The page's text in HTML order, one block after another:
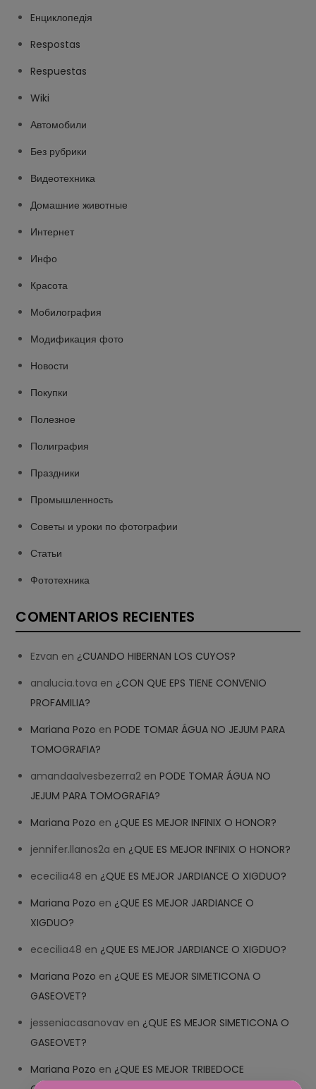
Eнциклопедія
Respostas
Respuestas
Wiki
Автомобили
Без рубрики
Видеотехника
Домашние животные
Интернет
Инфо
Красота
Мобилография
Модификация фото
Новости
Покупки
Полезное
Полиграфия
Праздники
Промышленность
Советы и уроки по фотографии
Статьи
Фототехника
COMENTARIOS RECIENTES
Ezvan en ¿CUANDO HIBERNAN LOS CUYOS?
analucia.tova en ¿CON QUE EPS TIENE CONVENIO
PROFAMILIA?
Mariana Pozo enPODE TOMAR ÁGUA NO JEJUM PARA
TOMOGRAFIA?
amandaalvesbezerra2 enPODE TOMAR ÁGUA NO
JEJUM PARA TOMOGRAFIA?
Mariana Pozo en ¿QUE ES MEJOR INFINIX O HONOR?
jennifer.llanos2a en ¿QUE ES MEJOR INFINIX O HONOR?
ececilia48 en ¿QUE ES MEJOR JARDIANCE O XIGDUO?
Mariana Pozo en ¿QUE ES MEJOR JARDIANCE O
XIGDUO?
ececilia48 en ¿QUE ES MEJOR JARDIANCE O XIGDUO?
Mariana Pozo en ¿QUE ES MEJOR SIMETICONA O
GASEOVET?
jesseniacasanovav en ¿QUE ES MEJOR SIMETICONA O
GASEOVET?
Mariana Pozo en ¿QUE ES MEJOR TRIBEDOCE